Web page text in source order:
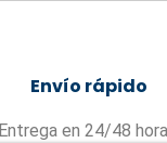
Envío rápido
Entrega en 24/48